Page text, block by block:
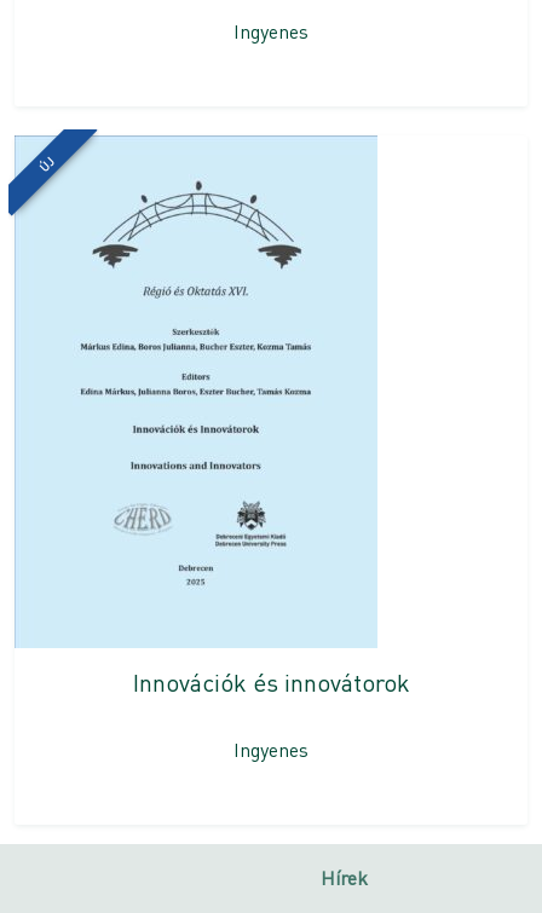
Ingyenes
ÚJ
Innovációk és innovátorok
Ingyenes
Hírek